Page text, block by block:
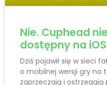
Nie. Cuphead
dostępny na
Dziś pojawił się w sieci
o mobilnej wersji gry na
zaprzeczają i ostrzegają